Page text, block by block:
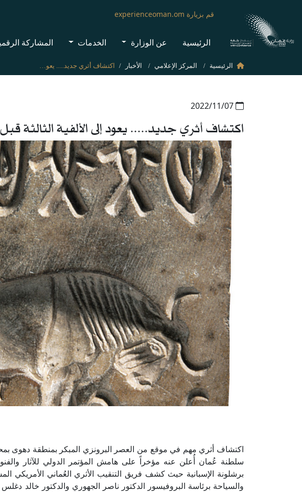
قم بزيارة experienceoman.om
الرئيسية عن الوزارة الخدمات المشاركة
الرئيسية المركز الإعلامي الأخبار اكتشاف أثري جديد..... يعود إلى الألفية الثالثة قبل الميلاد
اكتشاف أثري جديد..... يعود إلى الألفية الثالثة قبل
اكتشاف أثري مهم في موقع من العصر البرونزي المبكر بمنطقة دهوى
سلطنة عُمان أُعلن عنه مؤخراً على هامش المؤتمر الدولي للآثار
برشلونة الإسبانية حيث كشف فريق التنقيب الأثري العُماني الأمريكي
والسياحة برئاسة البروفيسور الدكتور ناصر الجهوري والدكتور خالد